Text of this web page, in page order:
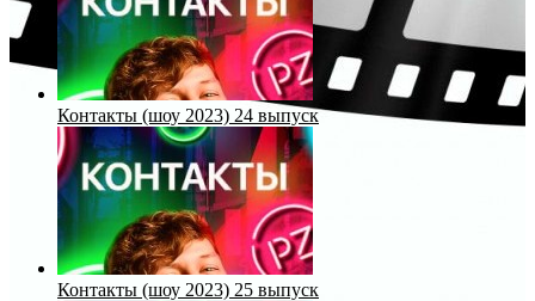
Контакты (шоу 2023) 24 выпуск
Контакты (шоу 2023) 25 выпуск